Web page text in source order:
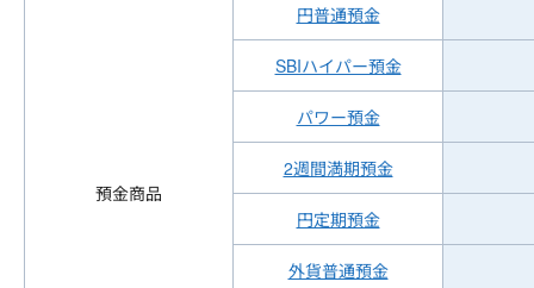
預金商品
円普通預金
SBIハイパー預金
パワー預金
2週間満期預金
円定期預金
外貨普通預金